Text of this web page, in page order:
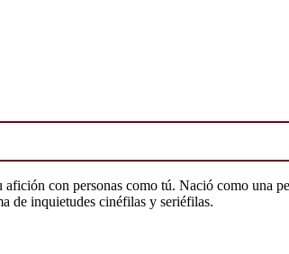
con personas como tú. Nació como una
de inquietudes cinéfilas y seriéfilas.